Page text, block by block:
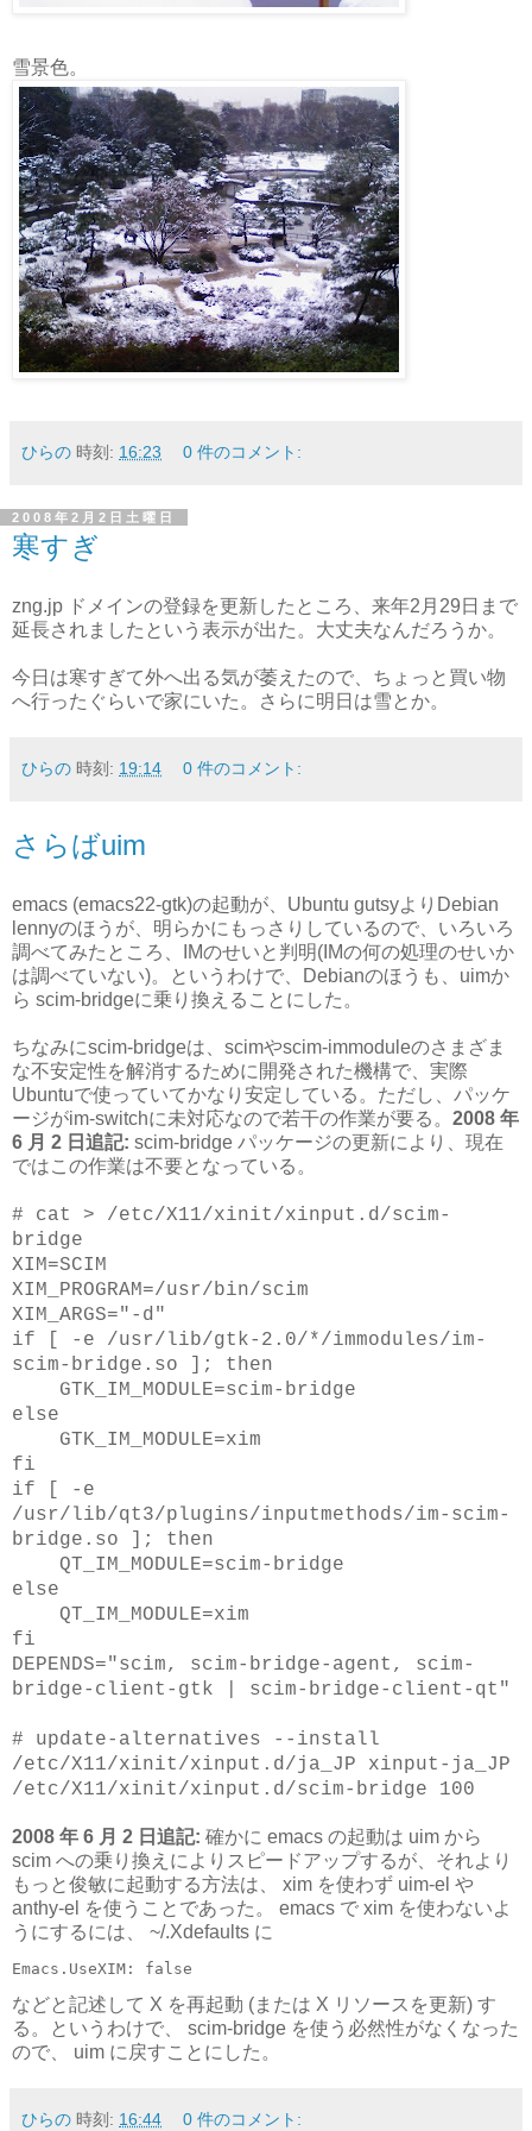
雪景色。
ひらの 時刻: 16:23 0 件のコメント:
2008年2月2日土曜日
寒すぎ
zng.jp ドメインの登録を更新したところ、来年2月29日まで
延長されましたという表示が出た。大丈夫なんだろうか。
今日は寒すぎて外へ出る気が萎えたので、ちょっと買い物
へ行ったぐらいで家にいた。さらに明日は雪とか。
ひらの 時刻: 19:14 0 件のコメント:
さらばuim
emacs (emacs22-gtk)の起動が、Ubuntu gutsyよりDebian
lennyのほうが、明らかにもっさりしているので、いろいろ
調べてみたところ、IMのせいと判明(IMの何の処理のせいか
は調べていない)。というわけで、Debianのほうも、uimか
ら scim-bridgeに乗り換えることにした。
ちなみにscim-bridgeは、scimやscim-immoduleのさまざま
な不安定性を解消するために開発された機構で、実際
Ubuntuで使っていてかなり安定している。ただし、パッケ
ージがim-switchに未対応なので若干の作業が要る。 2008 年
6 月 2 日追記: scim-bridge パッケージの更新により、現在
ではこの作業は不要となっている。
# cat > /etc/X11/xinit/xinput.d/scim-
bridge
XIM=SCIM
XIM_PROGRAM=/usr/bin/scim
XIM_ARGS="-d"
if [ -e /usr/lib/gtk-2.0/*/immodules/im-
scim-bridge.so ]; then
GTK_IM_MODULE=scim-bridge
else
GTK_IM_MODULE=xim
fi
if [ -e
/usr/lib/qt3/plugins/inputmethods/im-scim-
bridge.so ]; then
QT_IM_MODULE=scim-bridge
else
QT_IM_MODULE=xim
fi
DEPENDS="scim, scim-bridge-agent, scim-
bridge-client-gtk | scim-bridge-client-qt"
# update-alternatives --install
/etc/X11/xinit/xinput.d/ja_JP xinput-ja_JP
/etc/X11/xinit/xinput.d/scim-bridge 100
2008 年 6 月 2 日追記: 確かに emacs の起動は uim から
scim への乗り換えによりスピードアップするが、それより
もっと俊敏に起動する方法は、 xim を使わず uim-el や
anthy-el を使うことであった。 emacs で xim を使わないよ
うにするには、 ~/.Xdefaults に
Emacs.UseXIM: false
などと記述して X を再起動 (または X リソースを更新) す
る。というわけで、 scim-bridge を使う必然性がなくなった
ので、 uim に戻すことにした。
ひらの 時刻: 16:44 0 件のコメント: